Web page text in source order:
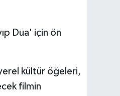
Dua' için ön
kültür öğeleri,
filmin